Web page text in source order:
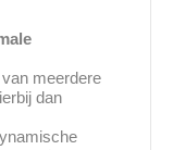
meerdere
dan